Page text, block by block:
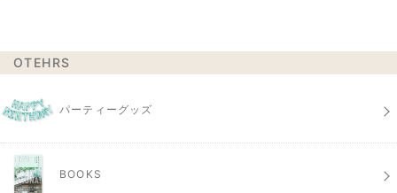
OTEHRS
パーティーグッズ
BOOKS